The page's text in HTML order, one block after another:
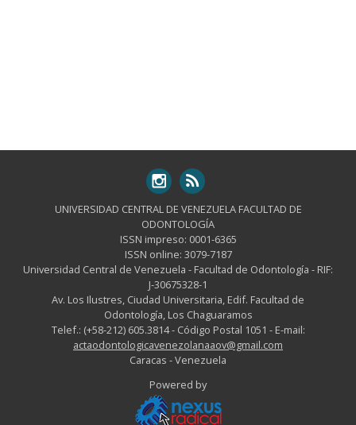
UNIVERSIDAD CENTRAL DE VENEZUELA FACULTAD DE
ODONTOLOGÍA
ISSN impreso: 0001-6365
ISSN online: 3079-7187
Universidad Central de Venezuela - Facultad de Odontología - RIF:
J-30675328-1
Av. Los Ilustres, Ciudad Universitaria, Edif. Facultad de
Odontología, Los Chaguaramos
Telef.: (+58-212) 605.3814 - Código Postal 1051 - E-mail:
actaodontologicavenezolanaaov@gmail.com
Caracas - Venezuela
Powered by